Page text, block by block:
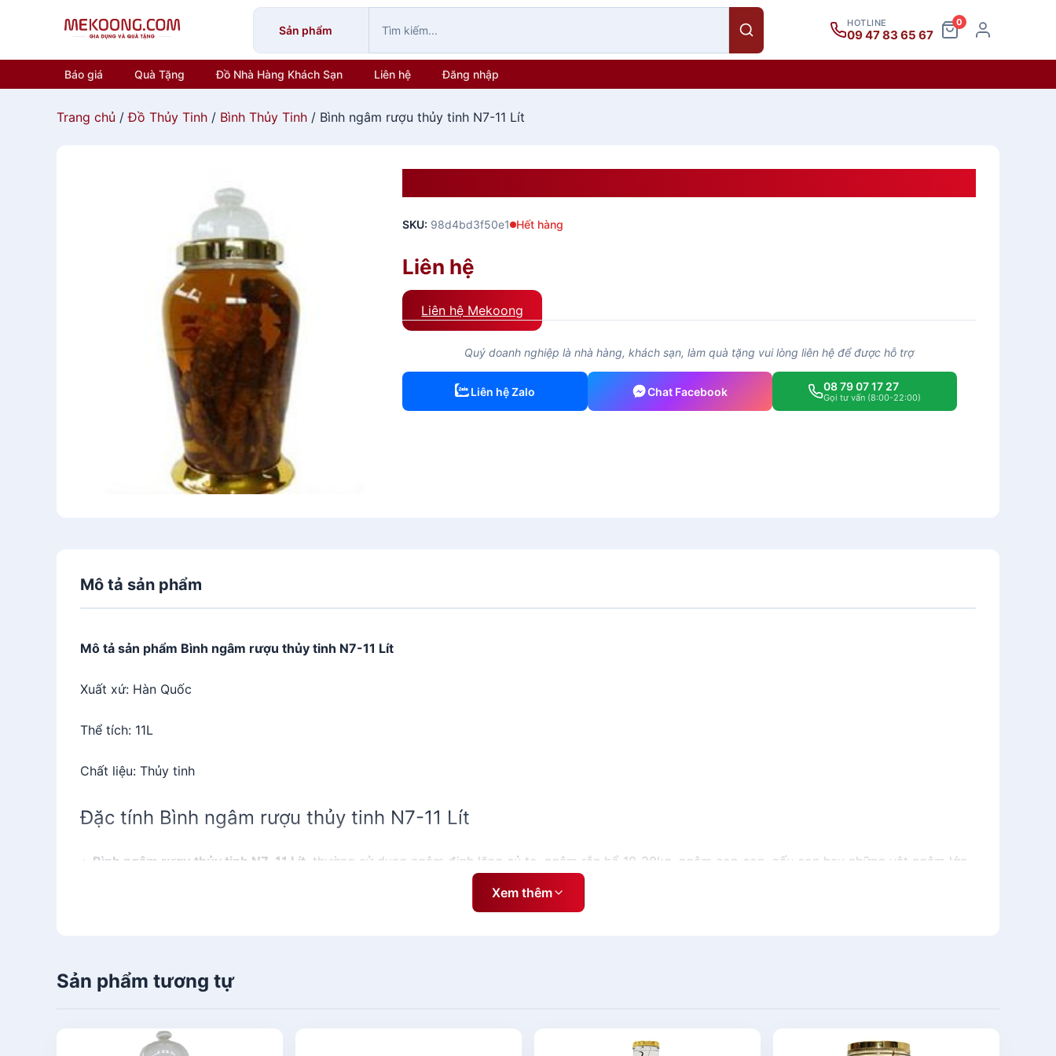
Sản phẩm
HOTLINE
09 47 83 65 67
0
Báo giá Quà Tặng Đồ Nhà Hàng Khách Sạn Liên hệ Đăng nhập
Trang chủ /Đồ Thủy Tinh / Bình Thủy Tinh / Bình ngâm rượu thủy tinh N7-11 Lít
SKU: 98d4bd3f50e1 Hết hàng
Liên hệ
Liên hệ Mekoong
Quý doanh nghiệp là nhà hàng, khách sạn, làm quà tặng vui lòng liên hệ để được hỗ trợ
Liên hệ Zalo Chat Facebook 08 79 07 17 27
Gọi tư vấn (8:00-22:00)
Mô tả sản phẩm
Mô tả sản phẩm Bình ngâm rượu thủy tinh N7-11 Lít
Xuất xứ: Hàn Quốc
Thể tích: 11L
Chất liệu: Thủy tinh
Đặc tính Bình ngâm rượu thủy tinh N7-11 Lít
+ Bình ngâm rượu thủy tinh N7-11 Lít thường sử dụng ngâm đinh lăng củ to, ngâm rắn hổ 10-20kg, ngâm cọp con, gấu con hay những vật ngâm lớn
mang đến hình ảnh vật ngâm chân thực, trong suốt , vật ngâm được phóng lớn nhờ thấu kính phân kì từ vỏ bình cho bình
Xem thêm
Sản phẩm tương tự